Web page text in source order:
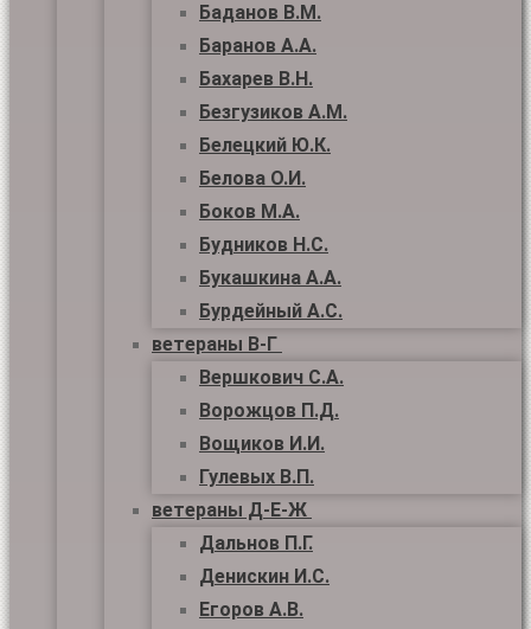
Баданов В.М.
Баранов А.А.
Бахарев В.Н.
Безгузиков А.М.
Белецкий Ю.К.
Белова О.И.
Боков М.А.
Будников Н.С.
Букашкина А.А.
Бурдейный А.С.
ветераны В-Г
Вершкович С.А.
Ворожцов П.Д.
Вощиков И.И.
Гулевых В.П.
ветераны Д-Е-Ж
Дальнов П.Г.
Денискин И.С.
Егоров А.В.